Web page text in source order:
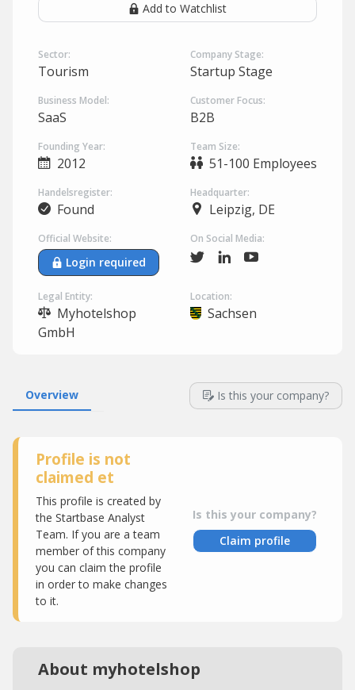
Add to Watchlist
Sector:
Tourism
Company Stage:
Startup Stage
Business Model:
SaaS
Customer Focus:
B2B
Founding Year:
2012
Team Size:
51-100 Employees
Handelsregister:
Found
Headquarter:
Leipzig, DE
Official Website:
Login required
On Social Media:
Legal Entity:
Myhotelshop
GmbH
Location:
Sachsen
Overview Is this your company?
Profile is not
claimed et
This profile is created by
the Startbase Analyst
Team. If you are a team
member of this company
you can claim the profile
in order to make changes
to it.
Is this your company?
Claim profile
About myhotelshop